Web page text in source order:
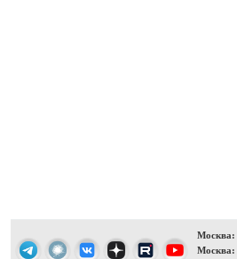
Москва:
Москва: